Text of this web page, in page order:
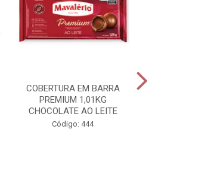
COBERTURA EM BARRA
PREMIUM 1,01KG
CHOCOLATE AO LEITE
Código: 444